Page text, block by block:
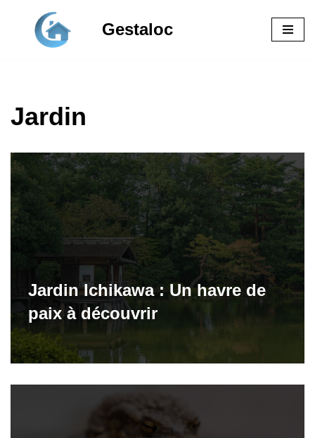
Gestaloc
Jardin
Jardin Ichikawa : Un havre de
paix à découvrir